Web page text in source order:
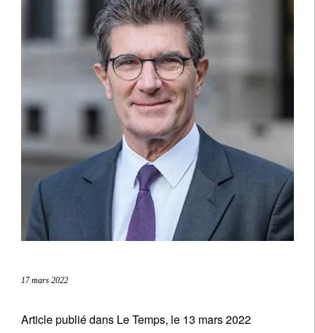
17 mars 2022
Article publié dans Le Temps, le 13 mars 2022